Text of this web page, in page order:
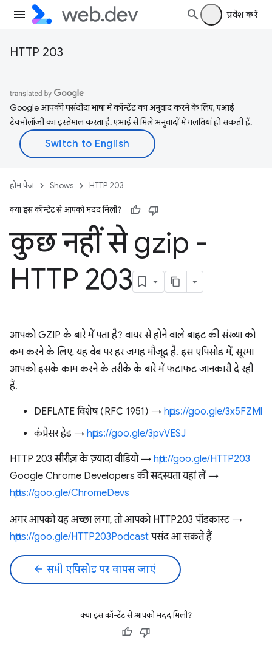
प्रवेश करें
HTTP 203
Google आपकी पसंदीदा भाषा में कॉन्टेंट का अनुवाद करने के लिए, एआई
टेक्नोलॉजी का इस्तेमाल करता है. एआई से मिले अनुवादों में गलतियां हो सकती हैं.
होम पेज Shows HTTP 203
क्या इस कॉन्टेंट से आपको मदद मिली?
कुछ नहीं से gzip -
HTTP 203
आपको GZIP के बारे में पता है? वायर से होने वाले बाइट की संख्या को
कम करने के लिए, यह वेब पर हर जगह मौजूद है. इस एपिसोड में, सूरमा
आपको इसके काम करने के तरीके के बारे में फटाफट जानकारी दे रही
हैं.
DEFLATE विशेष (RFC 1951) → https://goo.gle/3x5FZMl
कंप्रेसर हेड → https://goo.gle/3pvVESJ
HTTP 203 सीरीज़ के ज़्यादा वीडियो → http://goo.gle/HTTP203
Google Chrome Developers की सदस्यता यहां लें →
https://goo.gle/ChromeDevs
अगर आपको यह अच्छा लगा, तो आपको HTTP203 पॉडकास्ट →
https://goo.gle/HTTP203Podcast पसंद आ सकते हैं
arrow_back सभी एपिसोड पर वापस जाएं
क्या इस कॉन्टेंट से आपको मदद मिली?